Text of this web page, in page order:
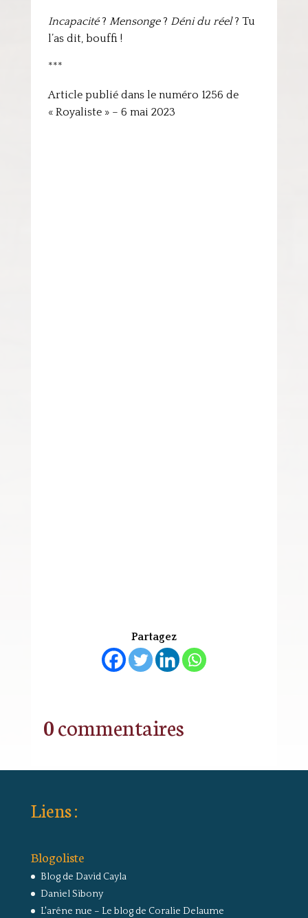
Incapacité? Mensonge? Déni du réel? Tu
l’as dit, bouffi !
***
Article publié dans le numéro 1256 de
« Royaliste » – 6 mai 2023
Partagez
0 commentaires
Liens :
Blogoliste
Blog de David Cayla
Daniel Sibony
L'arêne nue – Le blog de Coralie Delaume